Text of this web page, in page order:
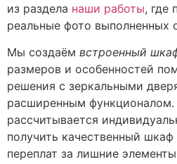
из раздела наши работы, где
реальные фото выполненных
Мы создаём встроенный
размеров и особенностей
решения с зеркальными
расширенным
рассчитывается
получить качественный
переплат за лишние